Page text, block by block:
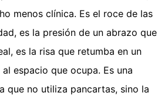
menos clínica. Es el roce de las
es la presión de un abrazo que
es la risa que retumba en un
espacio que ocupa. Es una
que no utiliza pancartas, sino la